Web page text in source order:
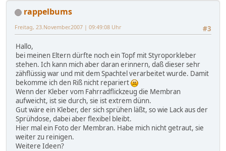
rappelbums
#3
Freitag, 23.November.2007 | 09:49:08 Uhr
Hallo,
bei meinen Eltern dürfte noch ein Topf mit Styroporkleber
stehen. Ich kann mich aber daran erinnern, daß dieser sehr
zähflüssig war und mit dem Spachtel verarbeitet wurde. Damit
bekomme ich den Riß nicht repariert
Wenn der Kleber vom Fahrradflickzeug die Membran
aufweicht, ist sie durch, sie ist extrem dünn.
Gut wäre ein Kleber, der sich sprühen läßt, so wie Lack aus der
Sprühdose, dabei aber flexibel bleibt.
Hier mal ein Foto der Membran. Habe mich nicht getraut, sie
weiter zu reinigen.
Weitere Ideen?